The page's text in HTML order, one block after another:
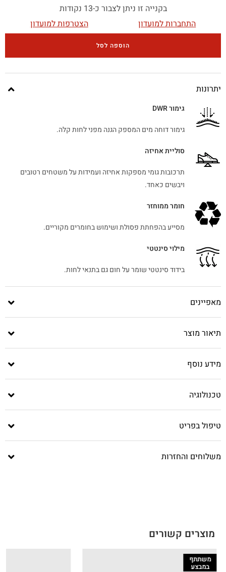
בקנייה זו ניתן לצבור כ-13 נקודות
התחברות למועדון
הצטרפות למועדון
הוספה לסל
יתרונות
גימור DWR
גימור דוחה מים המספק הגנה מפני לחות קלה.
סוליית אחיזה
תרכובות גומי מספקות אחיזה ועמידות על משטחים רטובים
ויבשים כאחד.
חומר ממוחזר
מסייע בהפחתת פסולת ושימוש בחומרים מקוריים.
מילוי סינטטי
בידוד סינטטי שומר על חום גם בתנאי לחות.
מאפיינים
תיאור מוצר
מידע נוסף
טכנולוגיה
טיפול בפריט
משלוחים והחזרות
מוצרים קשורים
משתתף
במבצע